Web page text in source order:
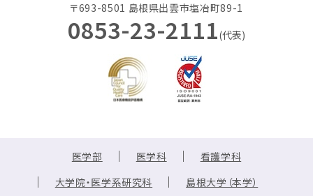
〒693-8501 島根県出雲市塩冶町89-1
0853-23-2111(代表)
医学部 医学科
看護学科
大学院・医学系研究科
島根大学（本学）